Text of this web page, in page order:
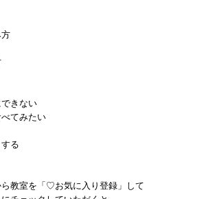
きない
てみたい
る
教室を「♡お気に入り登録」して